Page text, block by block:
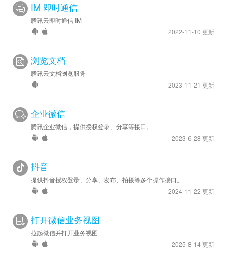
IM 即时通信
腾讯云即时通信 IM
2022-11-10 更新
浏览文档
腾讯云文档浏览服务
2023-11-21 更新
企业微信
腾讯企业微信，提供授权登录、分享等接口。
2023-6-28 更新
抖音
提供抖音授权登录、分享、发布、拍摄等多个操作接口。
2024-11-22 更新
打开微信业务视图
拉起微信并打开业务视图
2025-8-14 更新